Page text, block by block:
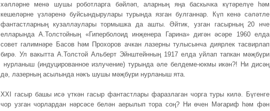
хәлләрне менә шушы роботларга бәйләп, аларның яңа баскычка күтәрелүе һәм
кешеләрне үзләренә буйсындырулары турында язган булганнар. Күп кенә сәләтле
фантастларның кузаллаулары тормышка да ашты. Әйтик, узган гасырның 20 нче
елларында А.Толстойның «Гиперболоид инҗенера Гарина» дигән әсәре 1960 елда
совет галимнәре Басов һәм Прохоров ачкан лазерны тулысынча диярлек тасвирлап
бирә. Ул вакытта А.Толстой Альберт Эйнштейнның 1917 елда уйлап тапкан мәҗбүри
нурланыш (индуцированное излучение) турында әле белдеме-юкмы икән?! Ни дисәң
дә, лазерның асылында нәкъ шушы мәҗбүри нурланыш ята.
XXI гасыр башы исә үткән гасыр фантастлары фаразлаган чорга туры килә. Бүгенге
чор узган чорлардан нәрсәсе белән аерылып тора соң? Ни өчен Мәгариф һәм фән